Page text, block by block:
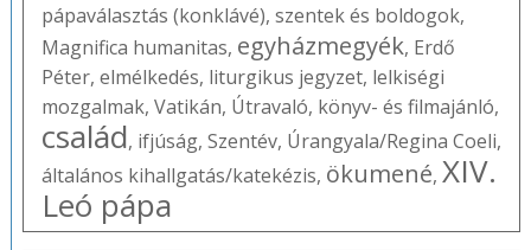
pápaválasztás (konklávé), szentek és boldogok,
Magnifica humanitas, egyházmegyék, Erdő
Péter, elmélkedés, liturgikus jegyzet, lelkiségi
mozgalmak, Vatikán, Útravaló, könyv- és filmajánló,
család, ifjúság, Szentév, Úrangyala/Regina Coeli,
általános kihallgatás/katekézis, ökumené, XIV.
Leó pápa